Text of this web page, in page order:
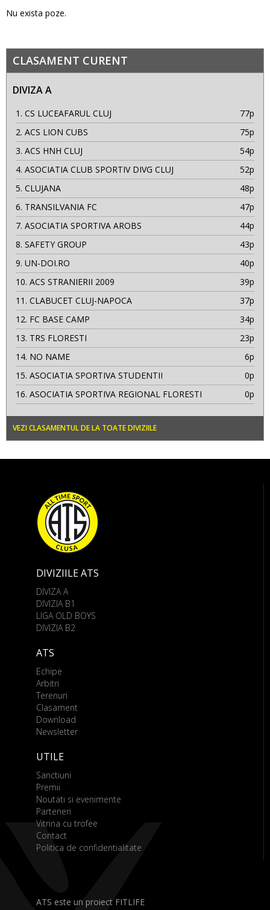
Nu exista poze.
CLASAMENT CURENT
DIVIZA A
1. CS LUCEAFARUL CLUJ
77p
2. ACS LION CUBS
75p
3. ACS HNH CLUJ
54p
4. ASOCIATIA CLUB SPORTIV DIVG CLUJ
52p
5. CLUJANA
48p
6. TRANSILVANIA FC
47p
7. ASOCIATIA SPORTIVA AROBS
44p
8. SAFETY GROUP
43p
9. UN-DOI.RO
40p
10. ACS STRANIERII 2009
39p
11. CLABUCET CLUJ-NAPOCA
37p
12. FC BASE CAMP
34p
13. TRS FLORESTI
23p
14. NO NAME
6p
15. ASOCIATIA SPORTIVA STUDENTII
0p
16. ASOCIATIA SPORTIVA REGIONAL FLORESTI 0p
VEZI CLASAMENTUL DE LA TOATE DIVIZIILE
DIVIZIILE ATS
DIVIZA A
DIVIZIA B1
LIGA OLD BOYS
DIVIZIA B2
ATS
Echipe
Arbitri
Terenuri
Clasament
Download
Newsletter
UTILE
Sanctiuni
Premii
Noutati si evenimente
Parteneri
Vitrina cu trofee
Contact
Politica de confidentialitate
ATS este un proiect FITLIFE